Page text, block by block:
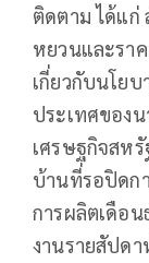
ติดตาม ได้แก่
หยวนและรา
เกี่ยวกับนโยบ
ประเทศของ
เศรษฐกิจสห
บ้านที่รอปิดก
การผลิตเดือน
งานรายสัปด